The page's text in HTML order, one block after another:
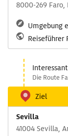
8000-269 Faro,
Umgebung
Reiseführer
Die Route
Ziel
Sevilla
41004 Sevilla,